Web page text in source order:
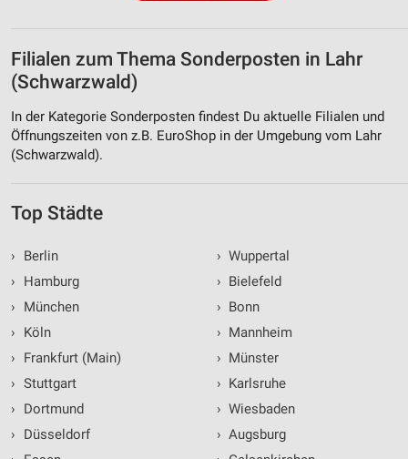
Filialen zum Thema Sonderposten in Lahr
(Schwarzwald)
In der Kategorie Sonderposten findest Du aktuelle Filialen und
Öffnungszeiten von z.B. EuroShop in der Umgebung vom Lahr
(Schwarzwald).
Top Städte
›
Berlin
›
Hamburg
›
München
›
Köln
›
Frankfurt (Main)
› Stuttgart
›
Dortmund
›
Düsseldorf
› Wuppertal
› Bielefeld
› Bonn
› Mannheim
› Münster
› Karlsruhe
› Wiesbaden
› Augsburg